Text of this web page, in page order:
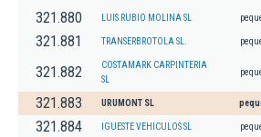
321.880 LUIS RUBIO MOLINA SL
321.881 TRANSERBROTOLA SL.
321.882
COSTAMARK CARPINTERIA
SL
321.883 URUMONT SL
321.884 IGUESTE VEHICULOS SL